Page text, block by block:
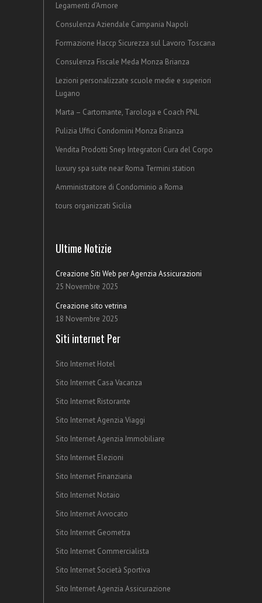
Legamenti d’Amore
Consulenza Aziendale Campania Napoli
Formazione Haccp Sicurezza sul Lavoro Toscana
Consulenza Fiscale Meda Monza Brianza
Lezioni personalizzate scuole medie e superiori
Lugano
Marta – Cartomante, Tarologa e Coach PNL
Pulizia Uffici Condomini Monza Brianza
Vendita Prodotti Snep Integratori Cura del Corpo
luxury spa suite near Roma Termini station
Amministratore di Condominio a Roma
tours organizzati Sicilia
Ultime Notizie
Creazione Siti Web per Agenzia Assicurazioni
25 Novembre 2025
Creazione sito vetrina
18 Novembre 2025
Siti internet Per
Sito Internet Hotel
Sito Internet Casa Vacanza
Sito Internet Ristorante
Sito Internet Agenzia Viaggi
Sito Internet Agenzia Immobiliare
Sito Internet Elezioni
Sito Internet Finanziaria
Sito Internet Notaio
Sito Internet Avvocato
Sito Internet Geometra
Sito Internet Commercialista
Sito Internet Società Sportiva
Sito Internet Agenzia Assicurazione